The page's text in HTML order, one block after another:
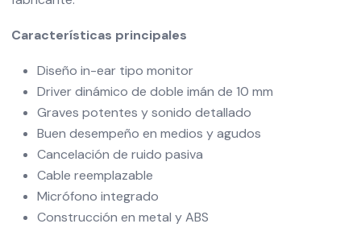
Características principales
Diseño in-ear tipo monitor
Driver dinámico de doble imán de 10 mm
Graves potentes y sonido detallado
Buen desempeño en medios y agudos
Cancelación de ruido pasiva
Cable reemplazable
Micrófono integrado
Construcción en metal y ABS